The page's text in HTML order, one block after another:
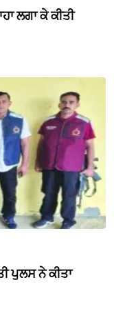
ਲਗਾ ਕੇ ਕੀਤੀ
ਪੁਲਸ ਨੇ ਕੀਤਾ